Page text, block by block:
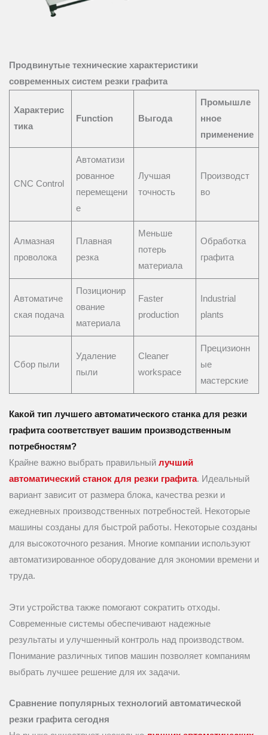
Продвинутые технические характеристики
современных систем резки графита
Характерис
тика
Function Выгода
Промышле
нное
применение
CNC Control
Автоматизи
рованное
перемещени
е
Лучшая
точность
Производст
во
Алмазная
проволока
Плавная
резка
Меньше
потерь
материала
Обработка
графита
Автоматиче
ская подача
Позиционир
ование
материала
Faster
production
Industrial
plants
Сбор пыли
Удаление
пыли
Cleaner
workspace
Прецизионн
ые
мастерские
Какой тип лучшего автоматического станка для резки
графита соответствует вашим производственным
потребностям?
Крайне важно выбрать правильный лучший
автоматический станок для резки графита. Идеальный
вариант зависит от размера блока, качества резки и
ежедневных производственных потребностей. Некоторые
машины созданы для быстрой работы. Некоторые созданы
для высокоточного резания. Многие компании используют
автоматизированное оборудование для экономии времени и
труда.
Эти устройства также помогают сократить отходы.
Современные системы обеспечивают надежные
результаты и улучшенный контроль над производством.
Понимание различных типов машин позволяет компаниям
выбрать лучшее решение для их задачи.
Сравнение популярных технологий автоматической
резки графита сегодня